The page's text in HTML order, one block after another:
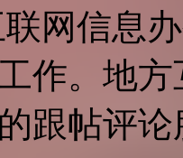
网信息
作。地
跟帖评